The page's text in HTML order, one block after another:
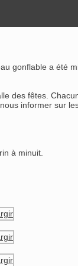
gonflable a été
des fêtes.
informer sur
à minuit.